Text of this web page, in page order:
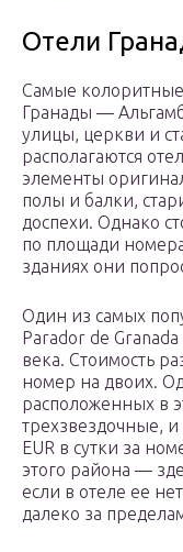
Отели
Самые
Гранады —
улицы, церкви и
располагаются
элементы
полы и балки,
доспехи. Однако
по площади
зданиях они
Один из самых
Parador de
века. Стоимость
номер на двоих.
расположенных в
трехзвездочные, и
EUR в сутки за
этого района —
если в отеле ее
далеко за